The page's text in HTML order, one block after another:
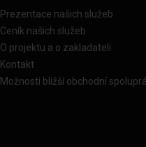
Prezentace našich služeb
Ceník našich služeb
O projektu a o zakladateli
Kontakt
Možnosti bližší obchodní